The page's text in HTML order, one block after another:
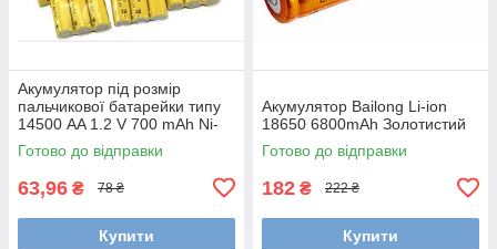
Акумулятор під розмір
пальчикової батарейки типу
14500 AA 1.2 V 700 mAh Ni-
Cd, діаметр 14 мм, довжина
50 мм.
Готово до відправки
63,96 ₴ 78 ₴
Купити
Акумулятор Bailong Li-ion
18650 6800mAh Золотистий
Готово до відправки
182 ₴ 222 ₴
Купити